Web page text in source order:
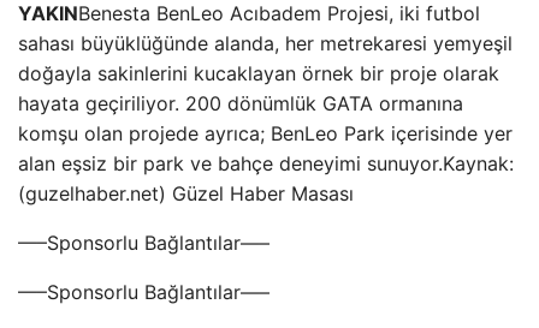
YAKINBenesta BenLeo Acıbadem Projesi, iki futbol
sahası büyüklüğünde alanda, her metrekaresi yemyeşil
doğayla sakinlerini kucaklayan örnek bir proje olarak
hayata geçiriliyor. 200 dönümlük GATA ormanına
komşu olan projede ayrıca; BenLeo Park içerisinde yer
alan eşsiz bir park ve bahçe deneyimi sunuyor.Kaynak:
(guzelhaber.net) Güzel Haber Masası
—–Sponsorlu Bağlantılar—–
—–Sponsorlu Bağlantılar—–